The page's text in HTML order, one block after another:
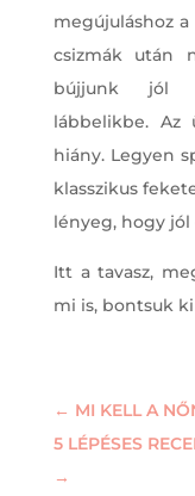
megújuláshoz
csizmák után
bújjunk jól
lábbelikbe. Az
hiány. Legyen
klasszikus
lényeg, hogy
Itt a tavasz,
mi is, bontsuk
← MI KELL A
5 LÉPÉSES
→